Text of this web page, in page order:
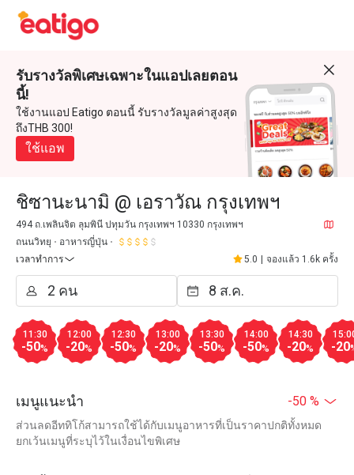
รับรางวัลพิเศษเฉพาะในแอปเลยตอน
นี้!
ใช้งานแอป Eatigo ตอนนี้ รับรางวัลมูลค่าสูงสุด
ถึงTHB 300!
ใช้แอพ
ชิซานะนามิ @ เอราวัณ กรุงเทพฯ
494 ถ.เพลินจิต ลุมพินี ปทุมวัน กรุงเทพฯ 10330 กรุงเทพฯ
ถนนวิทยุ
อาหารญี่ปุ่น
เวลาทำการ
5.0 จองแล้ว 1.6k ครั้ง
11:30
-50%
12:00
-20%
12:30
-50%
13:00
-20%
13:30
-50%
14:00
-50%
14:30
-20% -20
เมนูแนะนำ -50 %
ส่วนลดอีททิโก้สามารถใช้ได้กับเมนูอาหารที่เป็นราคาปกติทั้งหมด
ยกเว้นเมนูที่ระบุไว้ในเงื่อนไขพิเศษ